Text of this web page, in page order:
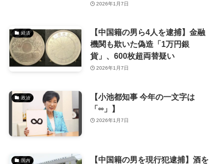
2026年1月7日
経済
【中国籍の男ら4人を逮捕】金融
機関も欺いた偽造「1万円銀
貨」、600枚超両替疑い
2026年1月7日
政治
【小池都知事 今年の一文字は
「∞」】
2026年1月7日
国内 【中国籍の男を現行犯逮捕】酒を